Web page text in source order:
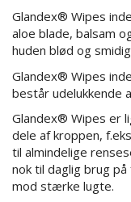
Glandex® Wipes
aloe blade, balsam
huden blød og
Glandex® Wipes
består udelukkende
Glandex® Wipes er
dele af kroppen,
til almindelige
nok til daglig brug
mod stærke lugte.